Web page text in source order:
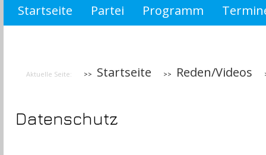
Startseite Partei Programm
Aktuelle Seite: Startseite Reden/Videos
Datenschutz